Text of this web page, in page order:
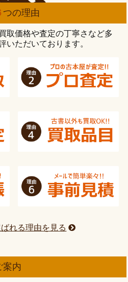
つの理由
取価格や査定の丁寧さなど多
いただいております。
れる理由を見る
案内